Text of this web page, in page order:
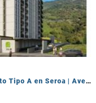
Cesión de Derechos – Apartamento Tipo A en Seroa | Avenida Centenario